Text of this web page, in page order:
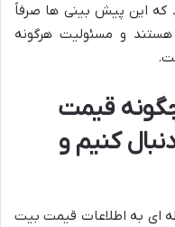
که این پیش بینی ها صرفاً
هستند و مسئولیت هرگونه
قیمت
کنیم و
ای به اطلاعات قیمت بیت